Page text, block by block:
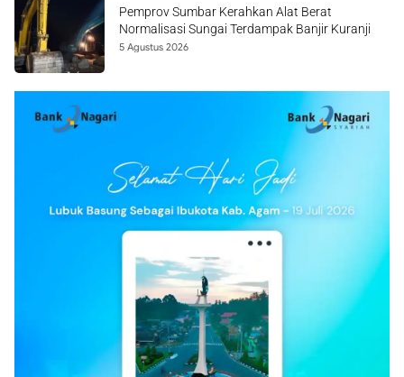
Pemprov Sumbar Kerahkan Alat Berat
Normalisasi Sungai Terdampak Banjir Kuranji
5 Agustus 2026